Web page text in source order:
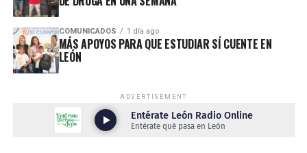
COMUNICADOS 1 día ago
MÁS APOYOS PARA QUE ESTUDIAR SÍ CUENTE EN
LEÓN
ADVERTISEMENT